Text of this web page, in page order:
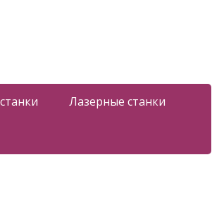
Лазерные станки